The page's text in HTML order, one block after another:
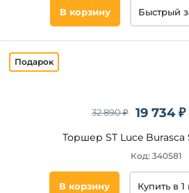
В корзину Быстрый
19 734 ₽
32 890 ₽
Торшер ST Luce Burasca
Код: 340581
В корзину Купить в 1